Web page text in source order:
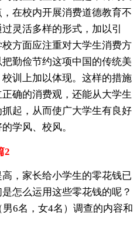
在校内开展消费道德教育不
灵活多样的形式，加以引
方面应注重对大学生消费方
勤俭节约这项中国的传统美
训上加以体现。这样的措施
确的消费观，还能从大学生
起，从而使广大学生有良好
学风、校风。
2
家长给小学生的零花钱已
怎么运用这些零花钱的呢？
6名，女4名）调查的内容和